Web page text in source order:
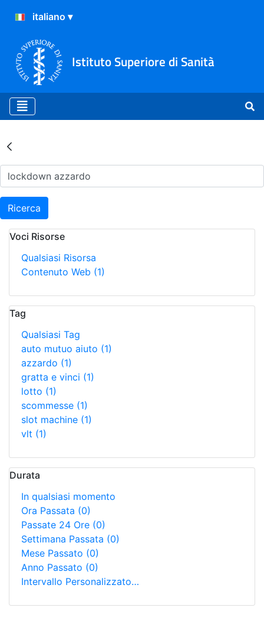
Istituto Superiore di Sanità
Risultati della Ricerca -
Ricerca
Voci Risorse
Qualsiasi Risorsa
Contenuto Web (1)
Tag
Qualsiasi Tag
auto mutuo aiuto (1)
azzardo (1)
gratta e vinci (1)
lotto (1)
scommesse (1)
slot machine (1)
vlt (1)
Durata
In qualsiasi momento
Ora Passata (0)
Passate 24 Ore (0)
Settimana Passata (0)
Mese Passato (0)
Anno Passato (0)
Intervallo Personalizzato…